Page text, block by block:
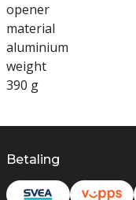
opener
material
aluminium
weight
390 g
Betaling